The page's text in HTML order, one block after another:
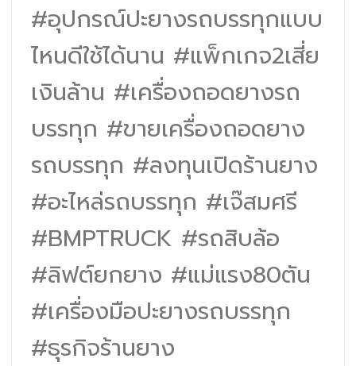
#อุปกรณ์ปะยางรถบรรทุกแบบ
ไหนดีใช้ได้นาน #แพ็กเกจ2เสี่ย
เงินล้าน #เครื่องถอดยางรถ
บรรทุก #ขายเครื่องถอดยาง
รถบรรทุก #ลงทุนเปิดร้านยาง
#อะไหล่รถบรรทุก #เจ๊สมศรี
#BMPTRUCK #รถสิบล้อ
#ลิฟต์ยกยาง #แม่แรง80ตัน
#เครื่องมือปะยางรถบรรทุก
#ธุรกิจร้านยาง